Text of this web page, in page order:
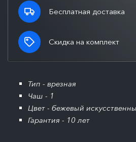
Бесплатная доставка
Скидка на комплект
Тип - врезная
Чаш - 1
Цвет - бежевый
Гарантия - 10 лет